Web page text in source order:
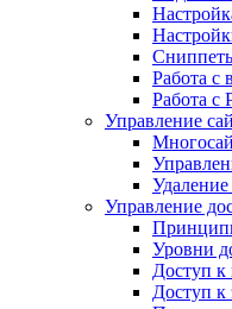
Работа с
Работа с
Управление
Удаление
Управление
Уровни
Доступ к
Доступ к